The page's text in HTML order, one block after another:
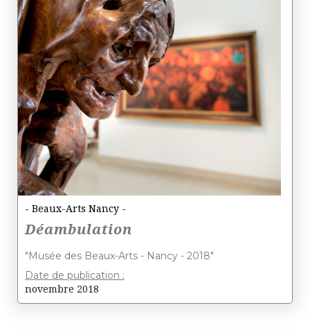
- Beaux-Arts Nancy -
Déambulation
"Musée des Beaux-Arts - Nancy - 2018"
Date de publication :
novembre 2018